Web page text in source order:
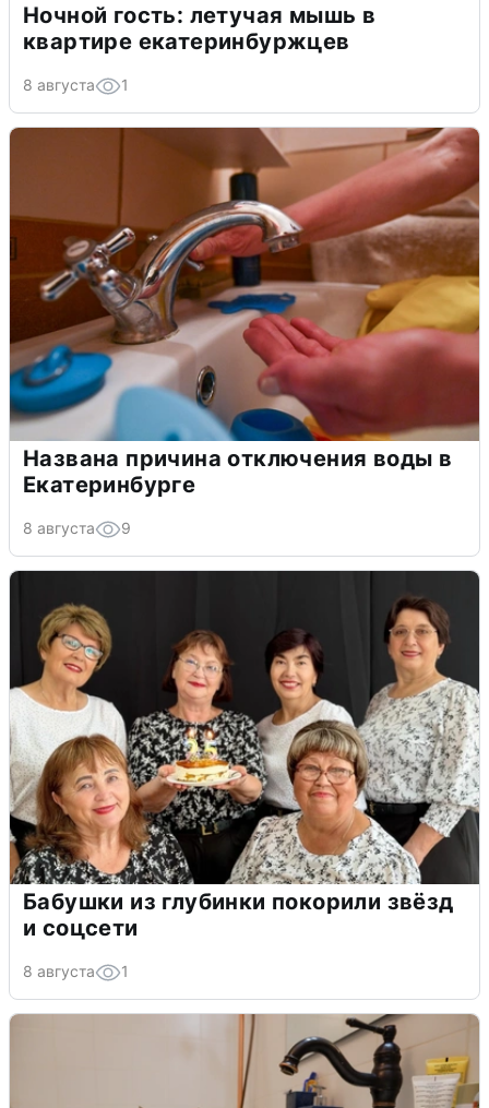
Ночной гость: летучая мышь в
квартире екатеринбуржцев
8 августа 1
Названа причина отключения воды в
Екатеринбурге
8 августа 9
Бабушки из глубинки покорили звёзд
и соцсети
8 августа 1